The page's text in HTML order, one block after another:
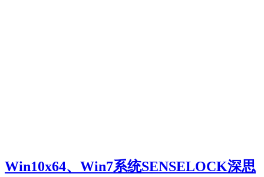
Win10x64、Win7系统SENSELOCK深思